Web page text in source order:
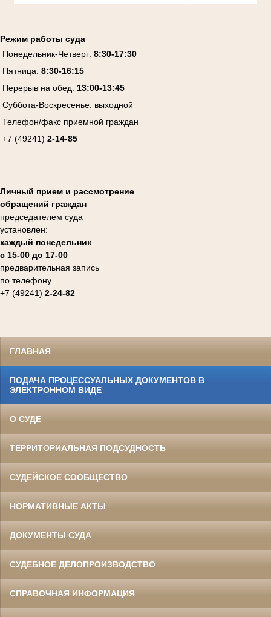
Режим работы суда
Понедельник-Четверг: 8:30-17:30
Пятница: 8:30-16:15
Перерыв на обед: 13:00-13:45
Суббота-Воскресенье: выходной
Телефон/факс приемной граждан
+7 (49241) 2-14-85
Личный прием и рассмотрение
обращений граждан
председателем суда
установлен:
каждый понедельник
с 15-00 до 17-00
предварительная запись
по телефону
+7 (49241) 2-24-82
ГЛАВНАЯ
ПОДАЧА ПРОЦЕССУАЛЬНЫХ ДОКУМЕНТОВ В
ЭЛЕКТРОННОМ ВИДЕ
О СУДЕ
ТЕРРИТОРИАЛЬНАЯ ПОДСУДНОСТЬ
СУДЕЙСКОЕ СООБЩЕСТВО
НОРМАТИВНЫЕ АКТЫ
ДОКУМЕНТЫ СУДА
СУДЕБНОЕ ДЕЛОПРОИЗВОДСТВО
СПРАВОЧНАЯ ИНФОРМАЦИЯ